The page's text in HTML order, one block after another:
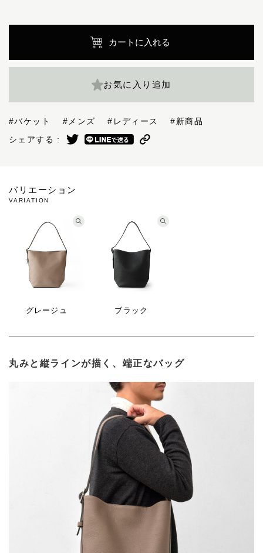
カートに入れる
お気に入り追加
#バケット #メンズ #レディース
#新商品
シェアする :
バリエーション
VARIATION
グレージュ ブラック
丸みと縦ラインが描く、端正なバッグ